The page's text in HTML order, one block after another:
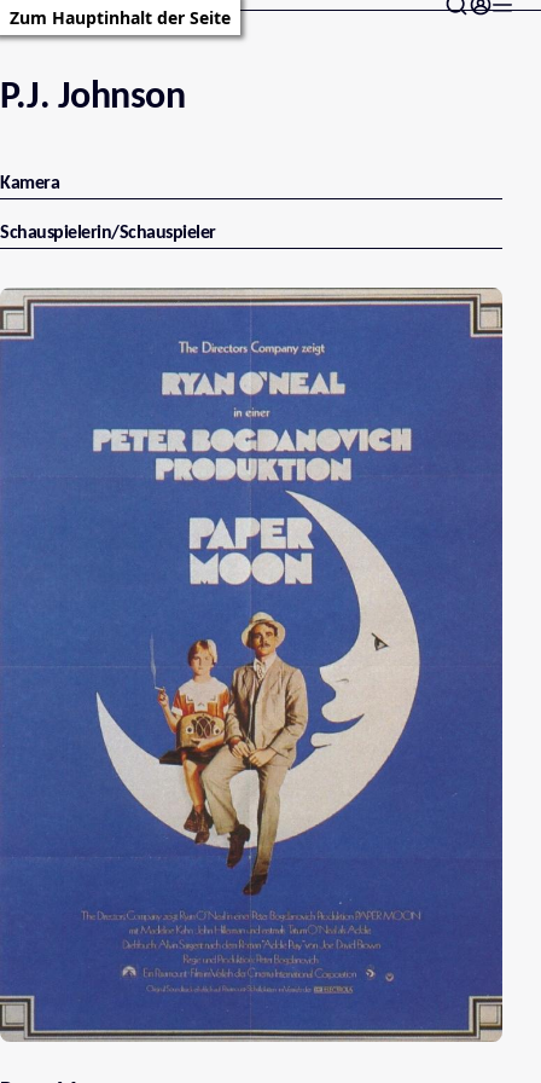
Zum Hauptinhalt der Seite
P.J. Johnson
Kamera
Schauspielerin/Schauspieler